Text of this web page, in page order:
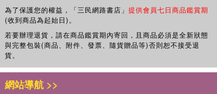
為了保護您的權益，「三民網路書店」 提供會員七日商品鑑賞期
(收到商品為起始日)。
若要辦理退貨，請在商品鑑賞期內寄回，且商品必須是全新狀態
與完整包裝(商品、附件、發票、隨貨贈品等)否則恕不接受退
貨。
網站導航 >>